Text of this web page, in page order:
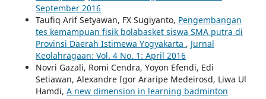
September 2016
Taufiq Arif Setyawan, FX Sugiyanto, Pengembangan
tes kemampuan fisik bolabasket siswa SMA putra di
Provinsi Daerah Istimewa Yogyakarta , Jurnal
Keolahragaan: Vol. 4 No. 1: April 2016
Novri Gazali, Romi Cendra, Yoyon Efendi, Edi
Setiawan, Alexandre Igor Araripe Medeirosd, Liwa Ul
Hamdi, A new dimension in learning badminton